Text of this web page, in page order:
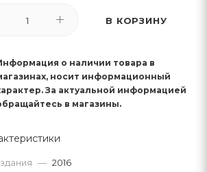
В КОРЗИНУ
о наличии товара в
носит информационный
За актуальной информацией
в магазины.
— 2016